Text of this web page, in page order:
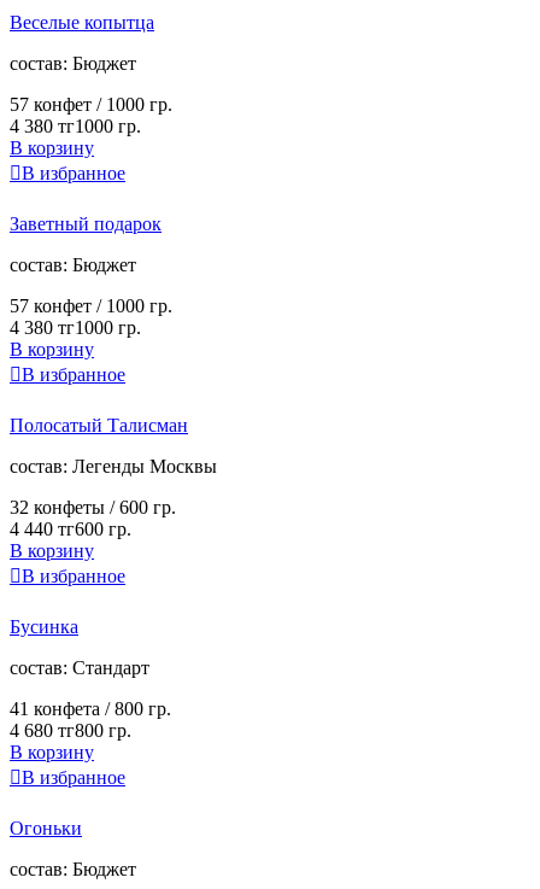
Веселые копытца
cостав: Бюджет
57 конфет / 1000 гр.
4 380 тг1000 гр.
В корзину
В избранное
Заветный подарок
cостав: Бюджет
57 конфет / 1000 гр.
4 380 тг1000 гр.
В корзину
В избранное
Полосатый Талисман
cостав: Легенды Москвы
32 конфеты /600 гр.
4 440 тг600 гр.
В корзину
В избранное
Бусинка
cостав: Стандарт
41 конфета /800 гр.
4 680 тг800 гр.
В корзину
В избранное
Огоньки
cостав: Бюджет